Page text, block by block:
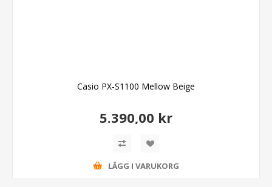
Casio PX-S1100 Mellow Beige
5.390,00 kr
LÄGG I VARUKORG